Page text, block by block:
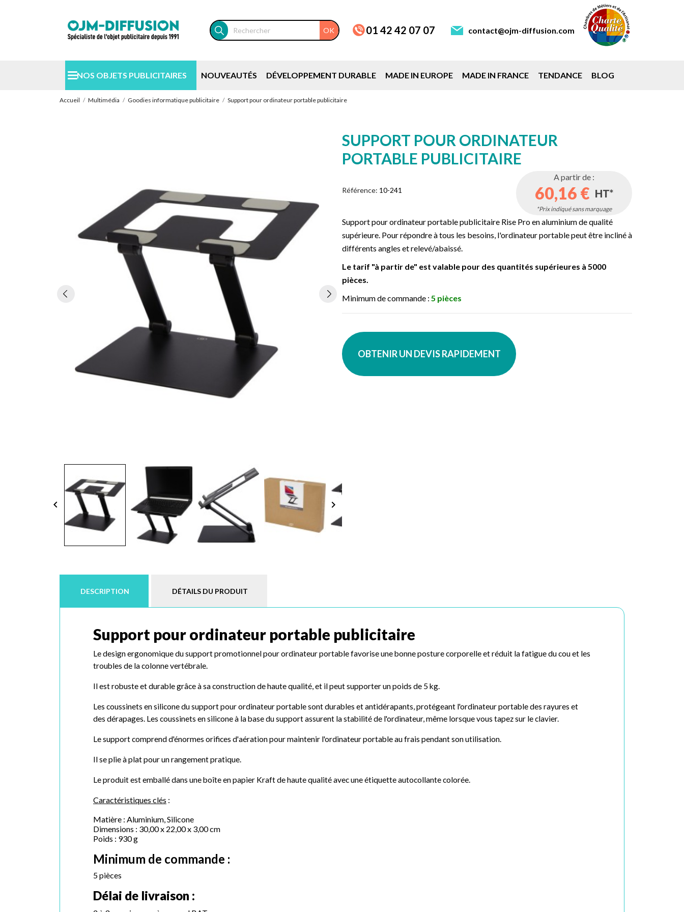
OK 01 42 42 07 07 contact@ojm-diffusion.com
NOS OBJETS PUBLICITAIRES NOUVEAUTÉS DÉVELOPPEMENT DURABLE MADE IN EUROPE MADE IN FRANCE TENDANCE BLOG
Accueil Multimédia Goodies informatique publicitaire Support pour ordinateur portable publicitaire
keyboard_arrow_left keyboard_arrow_right
SUPPORT POUR ORDINATEUR
PORTABLE PUBLICITAIRE
Référence: 10-241
A partir de :
60,16 € HT*
*Prix indiqué sans marquage
Support pour ordinateur portable publicitaire Rise Pro en aluminium de qualité
supérieure. Pour répondre à tous les besoins, l'ordinateur portable peut être incliné à
différents angles et relevé/abaissé.
Le tarif "à partir de" est valable pour des quantités supérieures à 5000
pièces.
Minimum de commande : 5 pièces
OBTENIR UN DEVIS RAPIDEMENT
DESCRIPTION DÉTAILS DU PRODUIT
Support pour ordinateur portable publicitaire
Le design ergonomique du support promotionnel pour ordinateur portable favorise une bonne posture corporelle et réduit la fatigue du cou et les
troubles de la colonne vertébrale.
Il est robuste et durable grâce à sa construction de haute qualité, et il peut supporter un poids de 5 kg.
Les coussinets en silicone du support pour ordinateur portable sont durables et antidérapants, protégeant l'ordinateur portable des rayures et
des dérapages. Les coussinets en silicone à la base du support assurent la stabilité de l'ordinateur, même lorsque vous tapez sur le clavier.
Le support comprend d'énormes orifices d'aération pour maintenir l'ordinateur portable au frais pendant son utilisation.
Il se plie à plat pour un rangement pratique.
Le produit est emballé dans une boîte en papier Kraft de haute qualité avec une étiquette autocollante colorée.
Caractéristiques clés :
Matière : Aluminium, Silicone
Dimensions : 30,00 x 22,00 x 3,00 cm
Poids : 930 g
Minimum de commande :
5 pièces
Délai de livraison :